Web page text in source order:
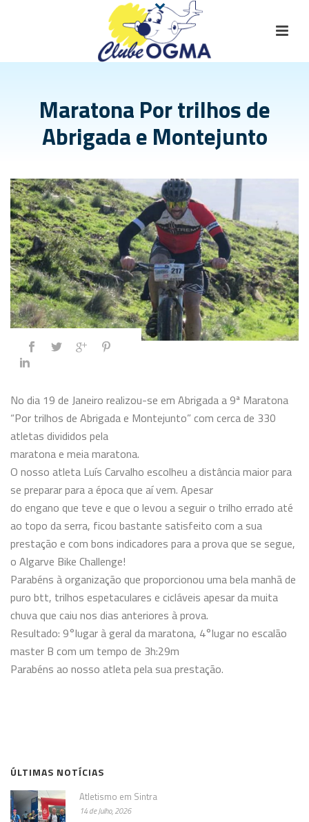
Maratona Por trilhos de
Abrigada e Montejunto
No dia 19 de Janeiro realizou-se em Abrigada a 9ª Maratona
“Por trilhos de Abrigada e Montejunto” com cerca de 330
atletas divididos pela
maratona e meia maratona.
O nosso atleta Luís Carvalho escolheu a distância maior para
se preparar para a época que aí vem. Apesar
do engano que teve e que o levou a seguir o trilho errado até
ao topo da serra, ficou bastante satisfeito com a sua
prestação e com bons indicadores para a prova que se segue,
o Algarve Bike Challenge!
Parabéns à organização que proporcionou uma bela manhã de
puro btt, trilhos espetaculares e cicláveis apesar da muita
chuva que caiu nos dias anteriores à prova.
Resultado: 9°lugar à geral da maratona, 4°lugar no escalão
master B com um tempo de 3h:29m
Parabéns ao nosso atleta pela sua prestação.
ÚLTIMAS NOTÍCIAS
Atletismo em Sintra
14 de Julho, 2026